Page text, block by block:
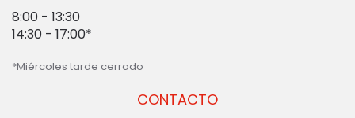
CONTACTO
8:00 - 13:30
14:30 - 17:00*
*Miércoles tarde cerrado